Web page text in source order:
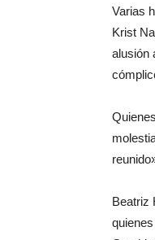
Varias
Krist
alusión
Beatriz